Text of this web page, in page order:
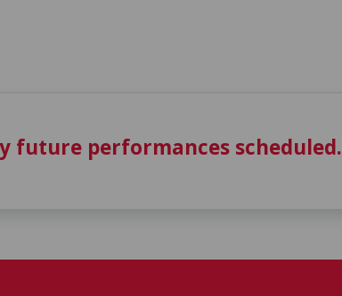
future performances scheduled.